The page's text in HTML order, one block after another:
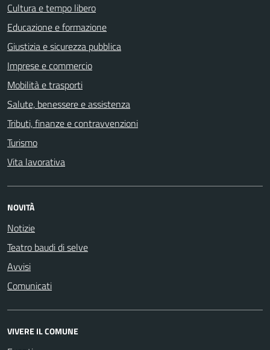
Cultura e tempo libero
Educazione e formazione
Giustizia e sicurezza pubblica
Imprese e commercio
Mobilità e trasporti
Salute, benessere e assistenza
Tributi, finanze e contravvenzioni
Turismo
Vita lavorativa
NOVITÀ
Notizie
Teatro baudi di selve
Avvisi
Comunicati
VIVERE IL COMUNE